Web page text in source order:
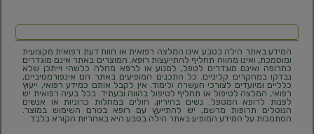
המידע באתר הילה בטבע אינו המלצה רפואית או חוות דעת רפואית מקצועית
ומוסמכת, ואינו מהווה תחליף להתייעצות רופא. המוצרים באתר אינם מוגדרים
כתרופה ואינם מוגדרים לטפל, למנוע או לרפא מחלה כלשהי וייתכן שלא
נבדקו במחקרים קליניים. כל התכנים המופיעים באתר הם אינפורמטיביים,
כלליים ומיועדים לצורכי העשרה ולימוד. אין לקבל אותם כמידע רפואי, ייעוץ
רפואי, המלצה לטיפול או תחליף לטיפול בהווה ובעתיד. בכל בעיה רפואית יש
לפנות לרופא המטפל. נשים בהיריון, חולים במחלות כרוניות או אנשים
הנוטלים תרופות מרשם, יש להתייעץ עם רופא בטרם השימוש במוצר.
הסתמכות על המידע המופיע באתר הילה בטבע היא באחריות הקורא בלבד.